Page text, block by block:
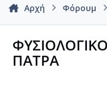
Αρχή Φόρουμ
ΠΑΤΡΑ